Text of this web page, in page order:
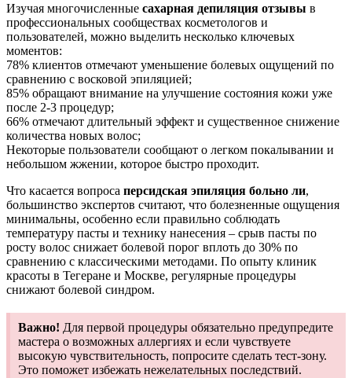
Изучая многочисленные сахарная депиляция отзывы в
профессиональных сообществах косметологов и
пользователей, можно выделить несколько ключевых
моментов:
78% клиентов отмечают уменьшение болевых ощущений по
сравнению с восковой эпиляцией;
85% обращают внимание на улучшение состояния кожи уже
после 2-3 процедур;
66% отмечают длительный эффект и существенное снижение
количества новых волос;
Некоторые пользователи сообщают о легком покалывании и
небольшом жжении, которое быстро проходит.
Что касается вопроса персидская эпиляция больно ли,
большинство экспертов считают, что болезненные ощущения
минимальны, особенно если правильно соблюдать
температуру пасты и технику нанесения – срыв пасты по
росту волос снижает болевой порог вплоть до 30% по
сравнению с классическими методами. По опыту клиник
красоты в Тегеране и Москве, регулярные процедуры
снижают болевой синдром.
Важно! Для первой процедуры обязательно предупредите
мастера о возможных аллергиях и если чувствуете
высокую чувствительность, попросите сделать тест-зону.
Это поможет избежать нежелательных последствий.